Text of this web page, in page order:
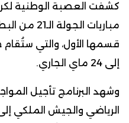
كشفت العصبة الوطنية لكرة
مباريات
إلى 24 ماي الجاري.
وشهد البرنامج تأجيل